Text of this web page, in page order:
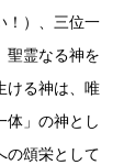
！）、三位一
聖霊なる神を
ける神は、唯
体」の神とし
の頌栄として